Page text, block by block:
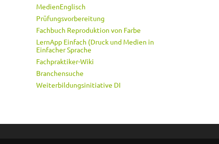
MedienEnglisch
Prüfungsvorbereitung
Fachbuch Reproduktion von Farbe
LernApp Einfach (Druck und Medien in
Einfacher Sprache
Fachpraktiker-Wiki
Branchensuche
Weiterbildungsinitiative DI